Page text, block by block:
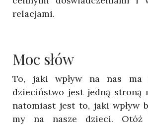
relacjami.
Moc słów
To, jaki wpływ na nas ma
dzieciństwo jest jedną stroną
natomiast jest to, jaki wpływ
my na nasze dzieci. Otóż